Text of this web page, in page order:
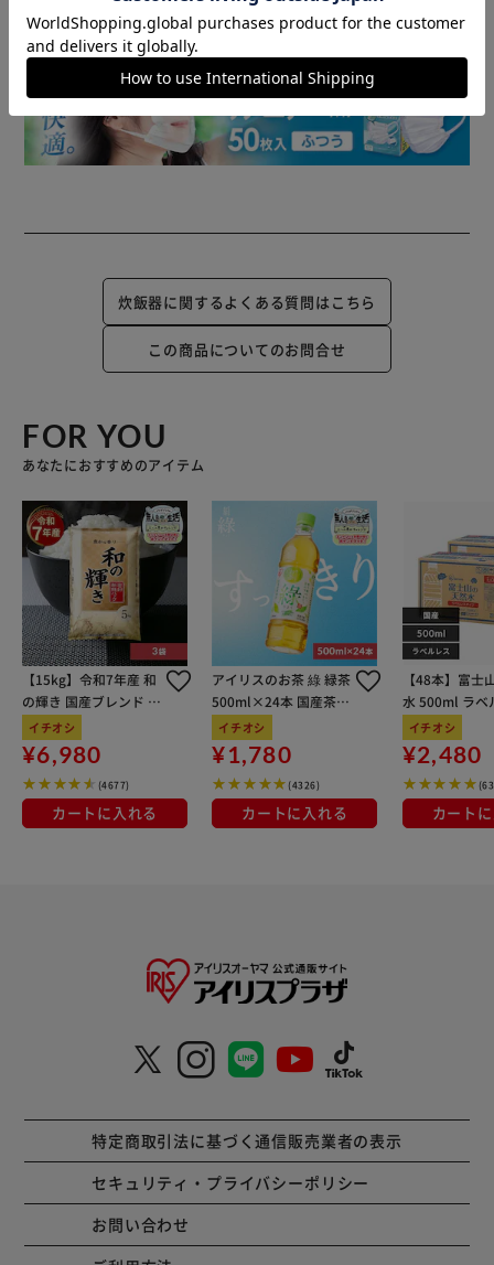
炊飯器に関するよくある質問はこちら
この商品についてのお問合せ
FOR YOU
あなたにおすすめのアイテム
【15kg】令和7年産 和
の輝き 国産ブレンド 5
kg×3袋
イチオシ
¥6,980
(4677)
カートに入れる
アイリスのお茶 綠 緑茶
500ml×24本 国産茶葉
100％使用
イチオシ
¥1,780
(4326)
カートに入れる
【48本】富士
水 500ml ラベ
イチオシ
¥2,480
カート
特定商取引法に基づく通信販売業者の表示
セキュリティ・プライバシーポリシー
お問い合わせ